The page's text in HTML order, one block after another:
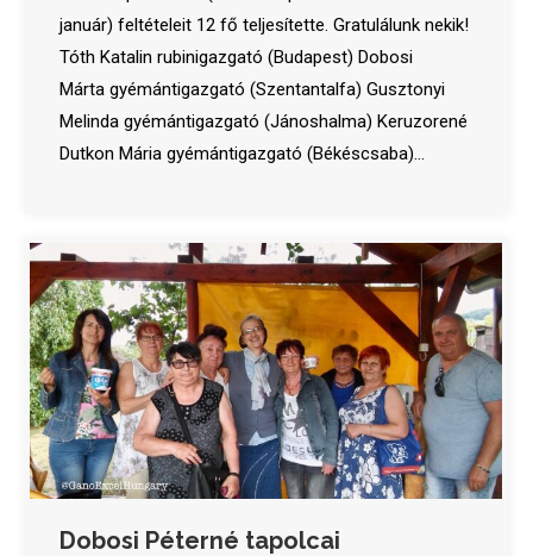
január) feltételeit 12 fő teljesítette. Gratulálunk nekik!
Tóth Katalin rubinigazgató (Budapest) Dobosi
Márta gyémántigazgató (Szentantalfa) Gusztonyi
Melinda gyémántigazgató (Jánoshalma) Keruzorené
Dutkon Mária gyémántigazgató (Békéscsaba)…
Dobosi Péterné tapolcai